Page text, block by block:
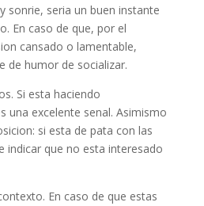
sonrie, seri­a un buen instante
En caso de que, por el
cansado o lamentable,
de humor de socializar.
Si esta haciendo
una excelente senal. Asimismo
si esta de pata con las
indicar que no esta interesado
En caso de que estas